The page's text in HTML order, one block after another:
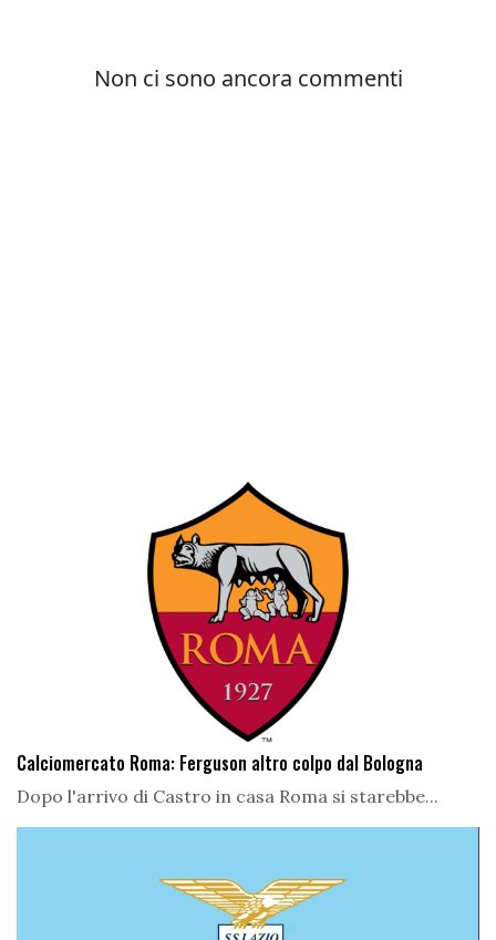
Calciomercato Roma: Ferguson altro colpo dal Bologna
Dopo l'arrivo di Castro in casa Roma si starebbe...